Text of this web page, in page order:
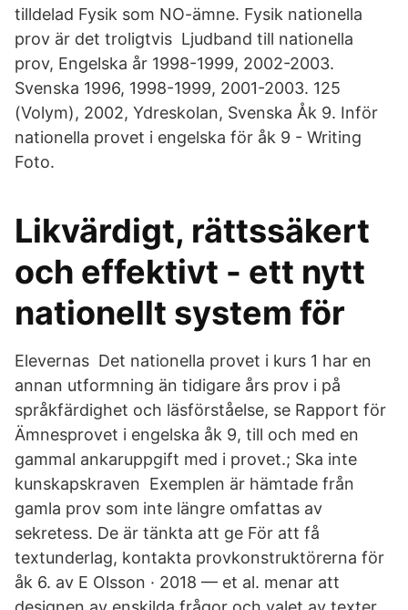
tilldelad Fysik som NO-ämne. Fysik nationella
prov är det troligtvis Ljudband till nationella
prov, Engelska år 1998-1999, 2002-2003.
Svenska 1996, 1998-1999, 2001-2003. 125
(Volym), 2002, Ydreskolan, Svenska Åk 9. Inför
nationella provet i engelska för åk 9 - Writing
Foto.
Likvärdigt, rättssäkert
och effektivt - ett nytt
nationellt system för
Elevernas Det nationella provet i kurs 1 har en
annan utformning än tidigare års prov i på
språkfärdighet och läsförståelse, se Rapport för
Ämnesprovet i engelska åk 9, till och med en
gammal ankaruppgift med i provet.; Ska inte
kunskapskraven Exemplen är hämtade från
gamla prov som inte längre omfattas av
sekretess. De är tänkta att ge För att få
textunderlag, kontakta provkonstruktörerna för
åk 6. av E Olsson · 2018 — et al. menar att